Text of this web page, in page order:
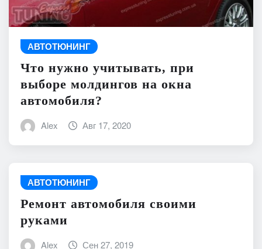
АВТОТЮНИНГ
Что нужно учитывать, при
выборе молдингов на окна
автомобиля?
Alex Авг 17, 2020
АВТОТЮНИНГ
Ремонт автомобиля своими
руками
Alex Сен 27, 2019